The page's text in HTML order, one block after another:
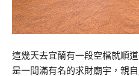
這幾天去宜蘭有一段空檔就順
是一間滿有名的求財廟宇，親